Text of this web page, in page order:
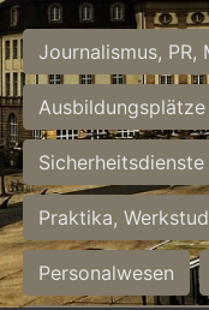
Journalismus, PR,
Ausbildungsplätze
Sicherheitsdienste
Praktika,
Personalwesen